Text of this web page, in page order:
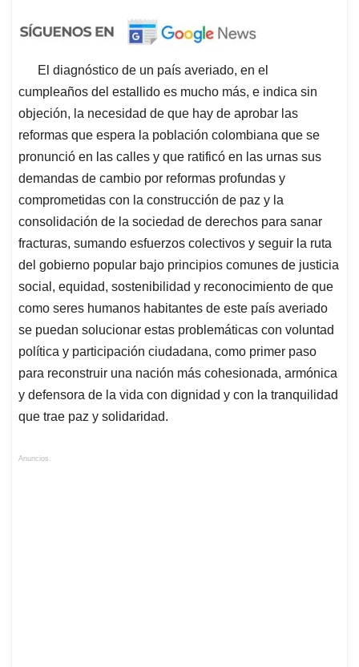
El diagnóstico de un país averiado, en el
cumpleaños del estallido es mucho más, e indica sin
objeción, la necesidad de que hay de aprobar las
reformas que espera la población colombiana que se
pronunció en las calles y que ratificó en las urnas sus
demandas de cambio por reformas profundas y
comprometidas con la construcción de paz y la
consolidación de la sociedad de derechos para sanar
fracturas, sumando esfuerzos colectivos y seguir la ruta
del gobierno popular bajo principios comunes de justicia
social, equidad, sostenibilidad y reconocimiento de que
como seres humanos habitantes de este país averiado
se puedan solucionar estas problemáticas con voluntad
política y participación ciudadana, como primer paso
para reconstruir una nación más cohesionada, armónica
y defensora de la vida con dignidad y con la tranquilidad
que trae paz y solidaridad.
Anuncios.